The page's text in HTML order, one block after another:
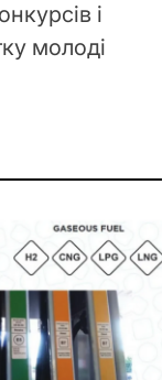
і
молоді